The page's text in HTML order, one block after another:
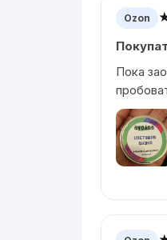
Ozon
Пока